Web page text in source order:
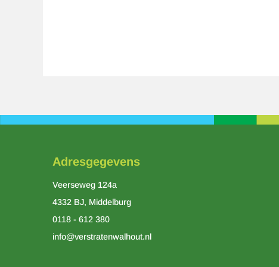
Adresgegevens
Veerseweg 124a
4332 BJ, Middelburg
0118 - 612 380
info@verstratenwalhout.nl